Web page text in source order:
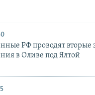
РФ проводят вторые
в Оливе под Ялтой